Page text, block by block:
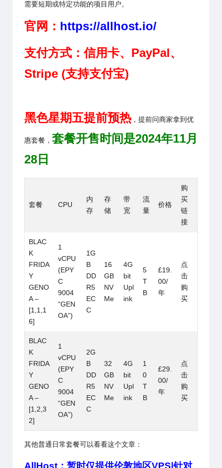
需要短期或特定功能的项目用户。
官网： https://allhost.io/
支付方式：信用卡、PayPal、
Stripe (支持支付宝)
黑色星期五提前预热 ，提前问商家拿到优
惠套餐， 套餐开售时间是2024年11月
28日
套餐 CPU
内
存
存
储
带
宽
流
量
价格
购
买
链
接
BLAC
K
FRIDA
Y
GENO
A –
[1,1,1
6]
1
vCPU
(EPY
C
9004
“GEN
OA”)
1G
B
DD
R5
EC
C
16
GB
NV
Me
4G
bit
Upl
ink
5
T
B
£19.
00/
年
点
击
购
买
BLAC
K
FRIDA
Y
GENO
A –
[1,2,3
2]
1
vCPU
(EPY
C
9004
“GEN
OA”)
2G
B
DD
R5
EC
C
32
GB
NV
Me
4G
bit
Upl
ink
1
0
T
B
£29.
00/
年
点
击
购
买
其他普通日常套餐可以看看这个文章：
AllHost：暂时仅提供伦敦地区VPS|针对